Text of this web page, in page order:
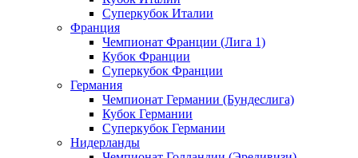
Суперкубок Италии
Франция
Чемпионат Франции (Лига 1)
Кубок Франции
Суперкубок Франции
Германия
Чемпионат Германии (Бундеслига)
Кубок Германии
Суперкубок Германии
Нидерланды